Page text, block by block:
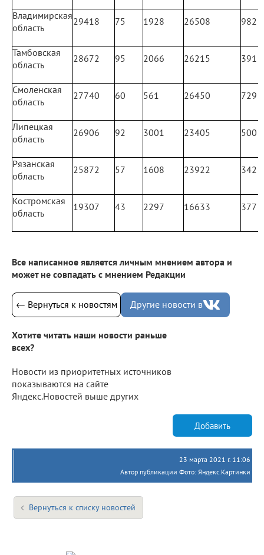
Владимирская
область
29418 75 1928 26508 982
Тамбовская
область
28672 95 2066 26215 391
Смоленская
область
27740 60 561 26450 729
Липецкая
область
26906 92 3001 23405 500
Рязанская
область
25872 57 1608 23922 342
Костромская
область
19307 43 2297 16633 377
Все написанное является личным мнением автора и
может не совпадать с мнением Редакции
← Вернуться к новостям Другие новости в
Хотите читать наши новости раньше
всех?
Новости из приоритетных источников
показываются на сайте
Яндекс.Новостей выше других
Добавить
23 марта 2021 г. 11:06
Автор публикации Фото: Яндекс.Картинки
Вернуться к списку новостей